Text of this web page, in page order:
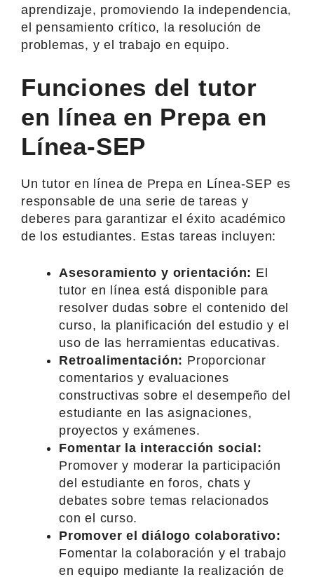
aprendizaje, promoviendo la independencia,
el pensamiento crítico, la resolución de
problemas, y el trabajo en equipo.
Funciones del tutor
en línea en Prepa en
Línea-SEP
Un tutor en línea de Prepa en Línea-SEP es
responsable de una serie de tareas y
deberes para garantizar el éxito académico
de los estudiantes. Estas tareas incluyen:
Asesoramiento y orientación: El
tutor en línea está disponible para
resolver dudas sobre el contenido del
curso, la planificación del estudio y el
uso de las herramientas educativas.
Retroalimentación: Proporcionar
comentarios y evaluaciones
constructivas sobre el desempeño del
estudiante en las asignaciones,
proyectos y exámenes.
Fomentar la interacción social:
Promover y moderar la participación
del estudiante en foros, chats y
debates sobre temas relacionados
con el curso.
Promover el diálogo colaborativo:
Fomentar la colaboración y el trabajo
en equipo mediante la realización de